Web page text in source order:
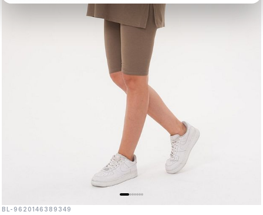
BL-9620146389349